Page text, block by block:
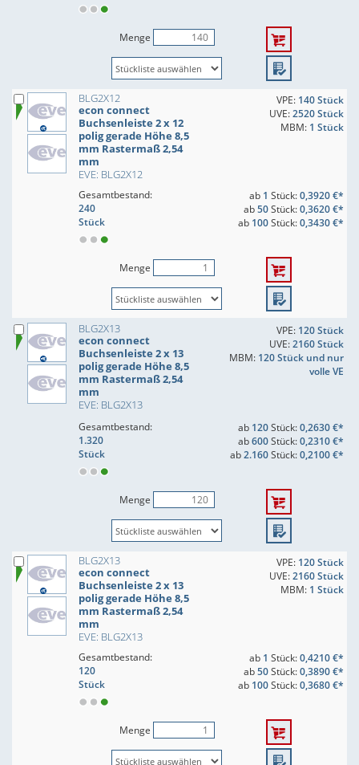
Menge
BLG2X12
econ connect
Buchsenleiste 2 x 12
polig gerade Höhe 8,5
mm Rastermaß 2,54
mm
EVE: BLG2X12
VPE: 140 Stück
UVE:2520 Stück
MBM: 1 Stück
Gesamtbestand:
240
Stück
ab 1 Stück:0,3920 €*
ab50Stück:0,3620 €*
ab 100Stück:0,3430 €*
Menge
BLG2X13
econ connect
Buchsenleiste 2 x 13
polig gerade Höhe 8,5
mm Rastermaß 2,54
mm
EVE: BLG2X13
VPE: 120 Stück
UVE:2160 Stück
MBM: 120 Stück und nur
volle VE
Gesamtbestand:
1.320
Stück
ab 120Stück:0,2630 €*
ab600Stück:0,2310 €*
ab2.160Stück:0,2100 €*
Menge
BLG2X13
econ connect
Buchsenleiste 2 x 13
polig gerade Höhe 8,5
mm Rastermaß 2,54
mm
EVE: BLG2X13
VPE: 120 Stück
UVE:2160 Stück
MBM: 1 Stück
Gesamtbestand:
120
Stück
ab 1 Stück:0,4210 €*
ab50Stück:0,3890 €*
ab 100Stück:0,3680 €*
Menge